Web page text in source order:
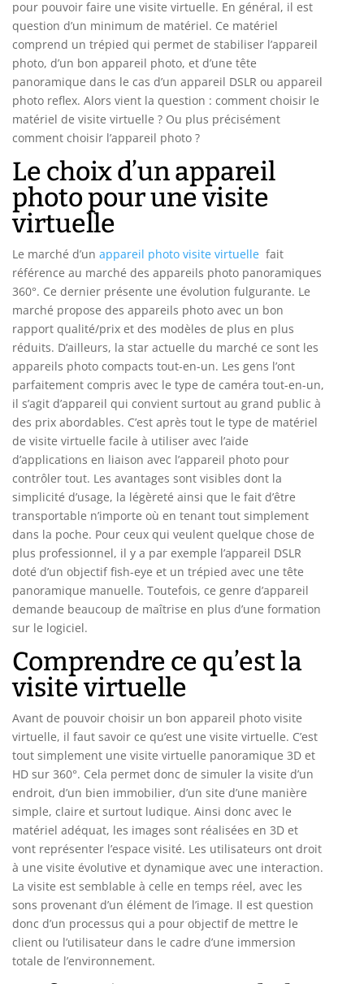
pour pouvoir faire une visite virtuelle. En général, il est
question d’un minimum de matériel. Ce matériel
comprend un trépied qui permet de stabiliser l’appareil
photo, d’un bon appareil photo, et d’une tête
panoramique dans le cas d’un appareil DSLR ou appareil
photo reflex. Alors vient la question : comment choisir le
matériel de visite virtuelle ? Ou plus précisément
comment choisir l’appareil photo ?
Le choix d’un appareil
photo pour une visite
virtuelle
Le marché d’un appareil photo visite virtuelle fait
référence au marché des appareils photo panoramiques
360°. Ce dernier présente une évolution fulgurante. Le
marché propose des appareils photo avec un bon
rapport qualité/prix et des modèles de plus en plus
réduits. D’ailleurs, la star actuelle du marché ce sont les
appareils photo compacts tout-en-un. Les gens l’ont
parfaitement compris avec le type de caméra tout-en-un,
il s’agit d’appareil qui convient surtout au grand public à
des prix abordables. C’est après tout le type de matériel
de visite virtuelle facile à utiliser avec l’aide
d’applications en liaison avec l’appareil photo pour
contrôler tout. Les avantages sont visibles dont la
simplicité d’usage, la légèreté ainsi que le fait d’être
transportable n’importe où en tenant tout simplement
dans la poche. Pour ceux qui veulent quelque chose de
plus professionnel, il y a par exemple l’appareil DSLR
doté d’un objectif fish-eye et un trépied avec une tête
panoramique manuelle. Toutefois, ce genre d’appareil
demande beaucoup de maîtrise en plus d’une formation
sur le logiciel.
Comprendre ce qu’est la
visite virtuelle
Avant de pouvoir choisir un bon appareil photo visite
virtuelle, il faut savoir ce qu’est une visite virtuelle. C’est
tout simplement une visite virtuelle panoramique 3D et
HD sur 360°. Cela permet donc de simuler la visite d’un
endroit, d’un bien immobilier, d’un site d’une manière
simple, claire et surtout ludique. Ainsi donc avec le
matériel adéquat, les images sont réalisées en 3D et
vont représenter l’espace visité. Les utilisateurs ont droit
à une visite évolutive et dynamique avec une interaction.
La visite est semblable à celle en temps réel, avec les
sons provenant d’un élément de l’image. Il est question
donc d’un processus qui a pour objectif de mettre le
client ou l’utilisateur dans le cadre d’une immersion
totale de l’environnement.